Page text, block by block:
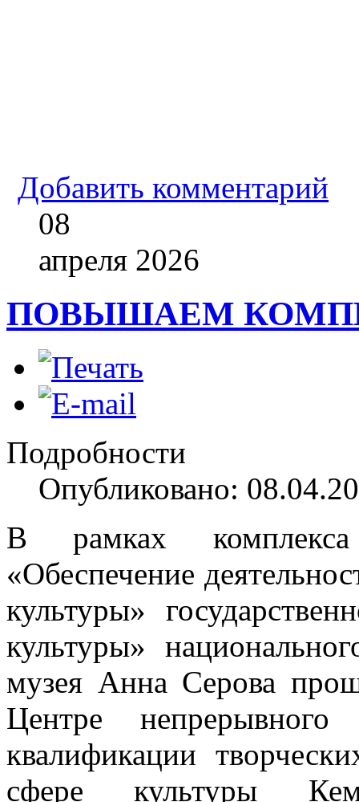
Добавить комментарий
08
апреля 2026
ПОВЫШАЕМ
Подробности
Опубликовано:
В рамках комплекса
«Обеспечение
культуры»
культуры»
музея Анна Серова
Центре
квалификации
сфере культуры